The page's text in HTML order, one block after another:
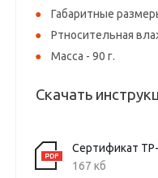
Габаритные
Ртносительная
Масса - 90 г.
Скачать
Сертификат
167 кб